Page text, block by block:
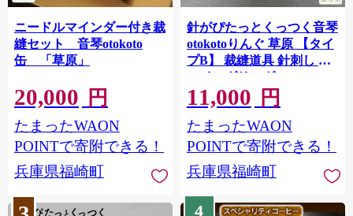
ニードルマインダー付き裁
縫セット 音琴otokoto
缶 「草原」
20,000 円
たまったWAON
POINTで寄附できる！
兵庫県福崎町
針がぴたっとくっつく音琴
otokotoりんぐ 草原 【タイ
プB】 裁縫道具 針刺し ソ
ーイングリング
11,000 円
たまったWAON
POINTで寄附できる！
兵庫県福崎町
4